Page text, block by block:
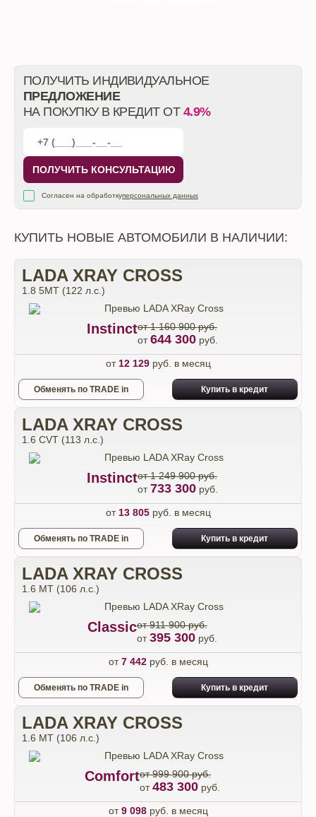
ПОЛУЧИТЬ ИНДИВИДУАЛЬНОЕ
ПРЕДЛОЖЕНИЕ
НА ПОКУПКУ В КРЕДИТ ОТ 4.9%
ПОЛУЧИТЬ КОНСУЛЬТАЦИЮ
Согласен на обработкуперсональных данных
КУПИТЬ НОВЫЕ АВТОМОБИЛИ В НАЛИЧИИ:
LADA XRAY CROSS
1.8 5МТ (122 л.с.)
Instinctот 1 160 900 руб.
от644 300 руб.
от 12 129руб. в месяц
Обменять по TRADE in Купить в кредит
LADA XRAY CROSS
1.6 CVT (113 л.с.)
Instinctот 1 249 900 руб.
от733 300 руб.
от 13 805руб. в месяц
Обменять по TRADE in Купить в кредит
LADA XRAY CROSS
1.6 МТ (106 л.с.)
Classicот 911 900 руб.
от395 300 руб.
от7 442руб. в месяц
Обменять по TRADE in Купить в кредит
LADA XRAY CROSS
1.6 МТ (106 л.с.)
Comfortот 999 900 руб.
от483 300 руб.
от9 098руб. в месяц